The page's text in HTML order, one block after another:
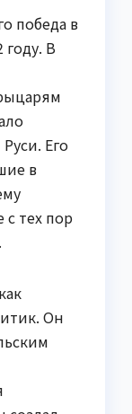
победа в
году. В
Его
в
тех пор
Он